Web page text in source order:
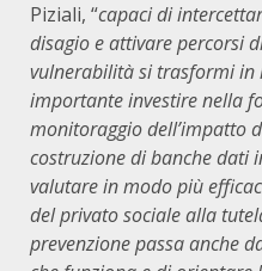
Piziali, “capaci di
disagio e attivare percorsi
vulnerabilità si trasformi
importante investire nella
monitoraggio dell’impatto
costruzione di banche dati
valutare in modo più
del privato sociale alla
prevenzione passa anche